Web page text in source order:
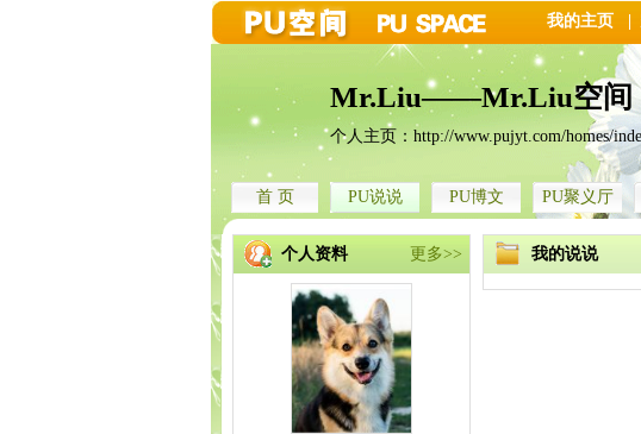
我的主页
Mr.Liu——Mr.Liu空间
个人主页： http://www.pujyt.com/homes/
首 页 PU说说 PU博文 PU聚义厅
个人资料 更多>> 我的说说